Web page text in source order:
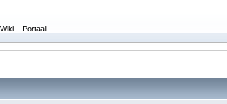
Portaali